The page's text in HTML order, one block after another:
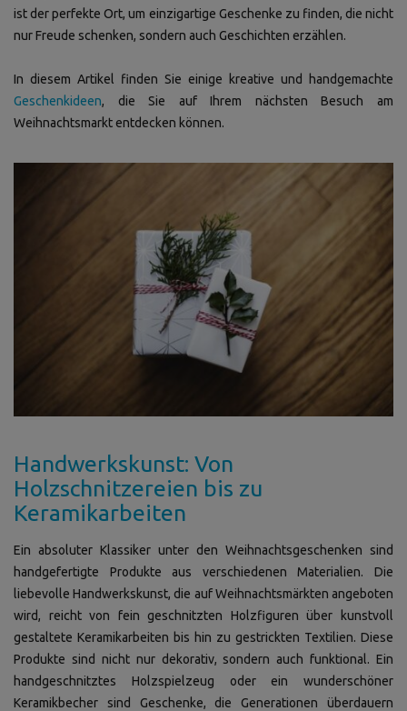
ist der perfekte Ort, um einzigartige Geschenke zu finden, die nicht
nur Freude schenken, sondern auch Geschichten erzählen.
In diesem Artikel finden Sie einige kreative und handgemachte
Geschenkideen, die Sie auf Ihrem nächsten Besuch am
Weihnachtsmarkt entdecken können.
Handwerkskunst: Von
Holzschnitzereien bis zu
Keramikarbeiten
Ein absoluter Klassiker unter den Weihnachtsgeschenken sind
handgefertigte Produkte aus verschiedenen Materialien. Die
liebevolle Handwerkskunst, die auf Weihnachtsmärkten angeboten
wird, reicht von fein geschnitzten Holzfiguren über kunstvoll
gestaltete Keramikarbeiten bis hin zu gestrickten Textilien. Diese
Produkte sind nicht nur dekorativ, sondern auch funktional. Ein
handgeschnitztes Holzspielzeug oder ein wunderschöner
Keramikbecher sind Geschenke, die Generationen überdauern